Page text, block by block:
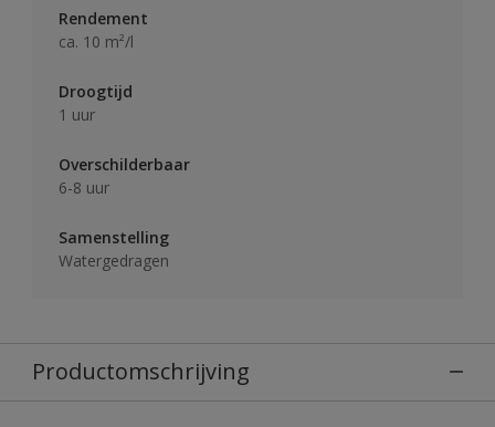
Rendement
ca. 10 m²/l
Droogtijd
1 uur
Overschilderbaar
6-8 uur
Samenstelling
Watergedragen
Productomschrijving